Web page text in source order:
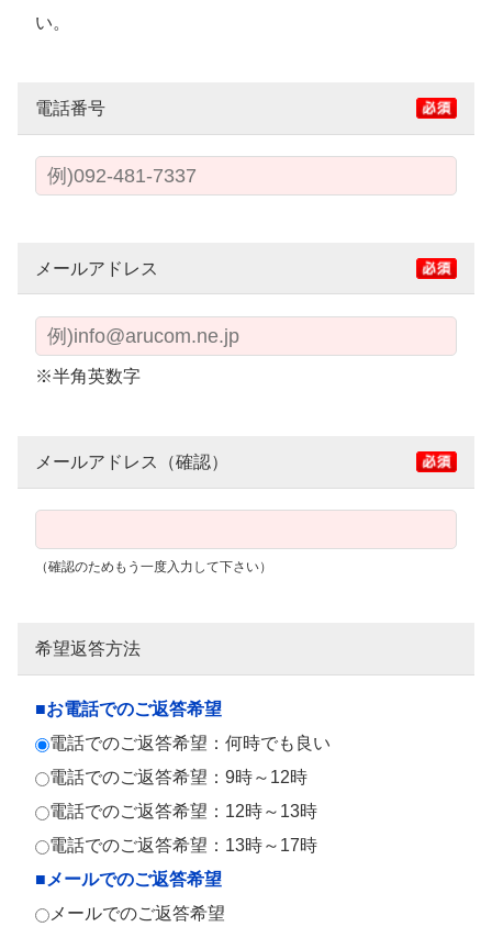
い。
電話番号
メールアドレス
※半角英数字
メールアドレス（確認）
（確認のためもう一度入力して下さい）
希望返答方法
■お電話でのご返答希望
電話でのご返答希望：何時でも良い
電話でのご返答希望：9時～12時
電話でのご返答希望：12時～13時
電話でのご返答希望：13時～17時
■メールでのご返答希望
メールでのご返答希望